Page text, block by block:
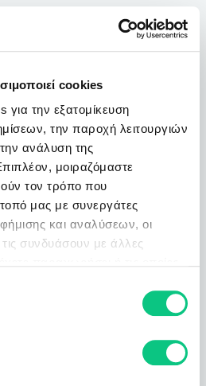
cookies
για την εξατομίκευση
την παροχή λειτουργιών
ανάλυση της
μοιραζόμαστε
τον τρόπο που
μας με συνεργάτες
και αναλύσεων, οι
συνδυάσουν με άλλες